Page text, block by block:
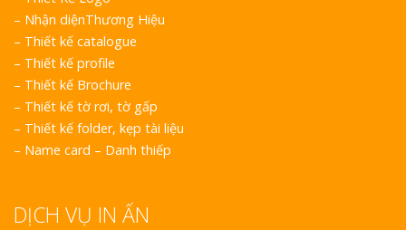
– Nhận diệnThương Hiệu
– Thiết kế catalogue
– Thiết kế profile
– Thiết kế Brochure
– Thiết kế tờ rơi, tờ gấp
– Thiết kế folder, kẹp tài liệu
– Name card – Danh thiếp
DỊCH VỤ IN ẤN